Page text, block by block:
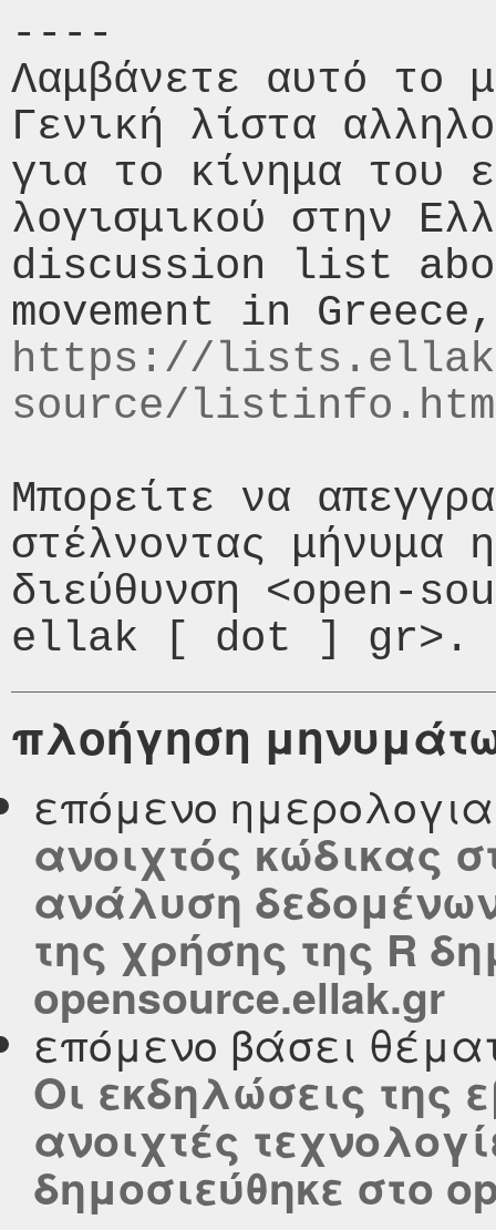
----
Λαμβάνετε αυτό το
Γενική λίστα
για το κίνημα του
λογισμικού στην
discussion list
https://
source/
Μπορείτε να
στέλνοντας μήνυμα
διεύθυνση <open-
πλοήγηση
επόμενο
ανοιχτός κώδικας
ανάλυση
της χρήσης της R
opensource.ellak.gr
επόμενο βάσει
Οι εκδηλώσεις της
ανοιχτές
δημοσιεύθηκε στο